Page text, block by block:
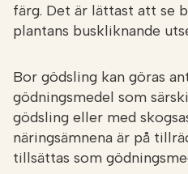
färg. Det är lättast att se
plantans buskliknande
Bor gödsling kan göras
gödningsmedel som
gödsling eller med
näringsämnena är på
tillsättas som